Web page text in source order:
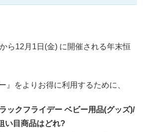
ら12月1日(金) に開催される年末恒
』をよりお得に利用するために、
ックフライデー ベビー用品(グッズ)/
い目商品はどれ?